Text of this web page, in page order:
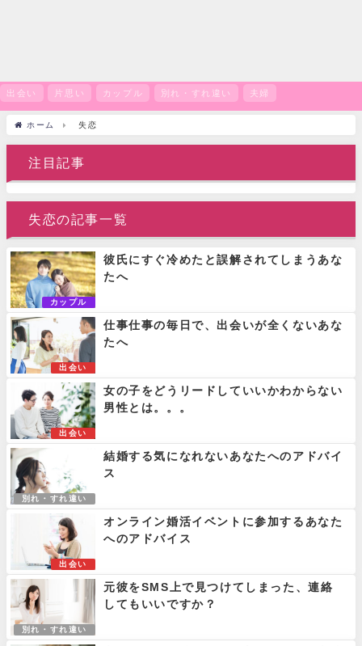
出会い 片思い カップル 別れ・すれ違い 夫婦
ホーム 失恋
注目記事
失恋の記事一覧
カップル
彼氏にすぐ冷めたと誤解されてしまうあな
たへ
出会い
仕事仕事の毎日で、出会いが全くないあな
たへ
出会い
女の子をどうリードしていいかわからない
男性とは。。。
別れ・すれ違い
結婚する気になれないあなたへのアドバイ
ス
出会い
オンライン婚活イベントに参加するあなた
へのアドバイス
別れ・すれ違い
元彼をSMS上で見つけてしまった、連絡
してもいいですか？